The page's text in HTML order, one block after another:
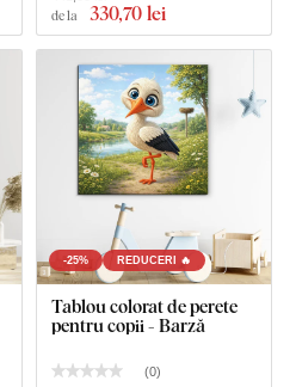
cm și 90x90 cm - Tabloul are 2
de la 330,70 lei
-25% REDUCERI 🔥
Tablou colorat de perete
pentru copii - Barză
(0)